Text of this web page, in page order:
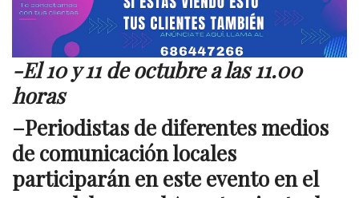
-El 10 y 11 de octubre a las 11.00
horas
–Periodistas de diferentes medios
de comunicación locales
participarán en este evento en el